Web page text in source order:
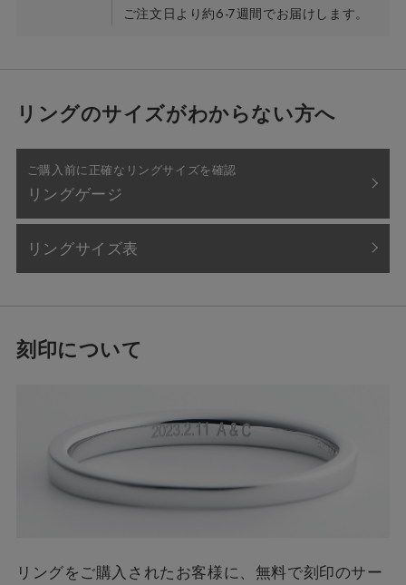
ご注文日より約6-7週間でお届けします。
リングのサイズがわからない方へ
ご購入前に正確なリングサイズを確認
リングゲージ
リングサイズ表
刻印について
リングをご購入されたお客様に、無料で刻印のサー